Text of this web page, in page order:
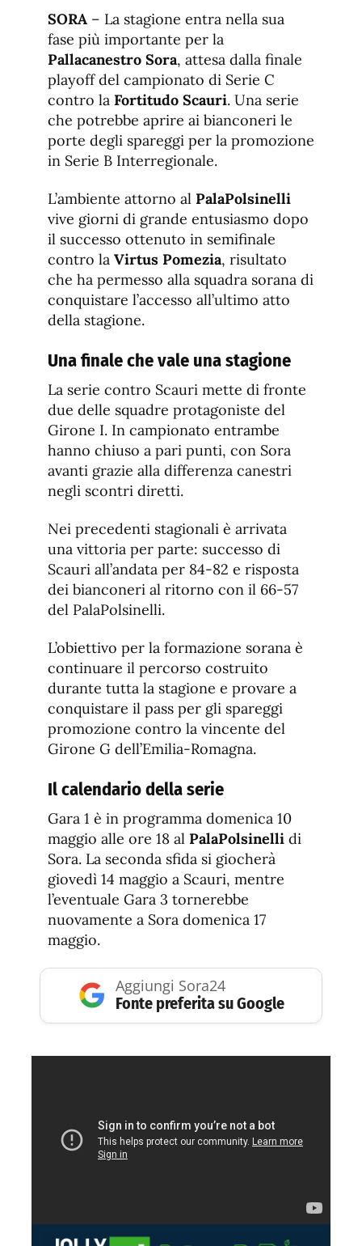
fuente
de
fuente.
SORA – La stagione entra nella sua
fase più importante per la
Pallacanestro Sora, attesa dalla finale
playoff del campionato di Serie C
contro la Fortitudo Scauri. Una serie
che potrebbe aprire ai bianconeri le
porte degli spareggi per la promozione
in Serie B Interregionale.
L’ambiente attorno al PalaPolsinelli
vive giorni di grande entusiasmo dopo
il successo ottenuto in semifinale
contro la Virtus Pomezia, risultato
che ha permesso alla squadra sorana di
conquistare l’accesso all’ultimo atto
della stagione.
Una finale che vale una stagione
La serie contro Scauri mette di fronte
due delle squadre protagoniste del
Girone I. In campionato entrambe
hanno chiuso a pari punti, con Sora
avanti grazie alla differenza canestri
negli scontri diretti.
Nei precedenti stagionali è arrivata
una vittoria per parte: successo di
Scauri all’andata per 84-82 e risposta
dei bianconeri al ritorno con il 66-57
del PalaPolsinelli.
L’obiettivo per la formazione sorana è
continuare il percorso costruito
durante tutta la stagione e provare a
conquistare il pass per gli spareggi
promozione contro la vincente del
Girone G dell’Emilia-Romagna.
Il calendario della serie
Gara 1 è in programma domenica 10
maggio alle ore 18 al PalaPolsinelli di
Sora. La seconda sfida si giocherà
giovedì 14 maggio a Scauri, mentre
l’eventuale Gara 3 tornerebbe
nuovamente a Sora domenica 17
maggio.
Aggiungi Sora24
Fonte preferita su Google